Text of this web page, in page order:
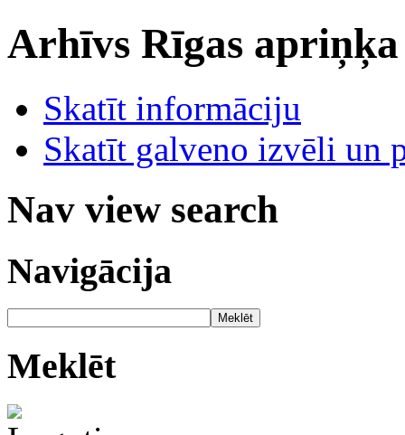
Arhīvs Rīgas
Skatīt informāciju
Skatīt galveno izvēli un
Nav view search
Navigācija
Meklēt
Meklēt